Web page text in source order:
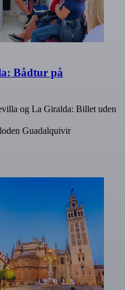
Bådtur på
og La Giralda: Billet uden
Guadalquivir